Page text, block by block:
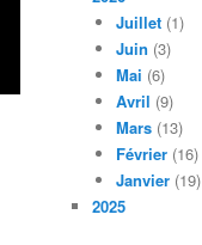
Juillet (1)
Juin (3)
Mai (6)
Avril (9)
Mars (13)
Février (16)
Janvier (19)
2025